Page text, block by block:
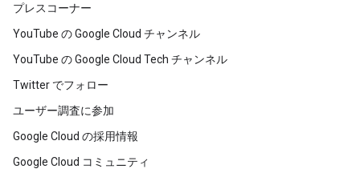
プレスコーナー
YouTube の Google Cloud チャンネル
YouTube の Google Cloud Tech チャンネル
Twitter でフォロー
ユーザー調査に参加
Google Cloud の採用情報
Google Cloud コミュニティ